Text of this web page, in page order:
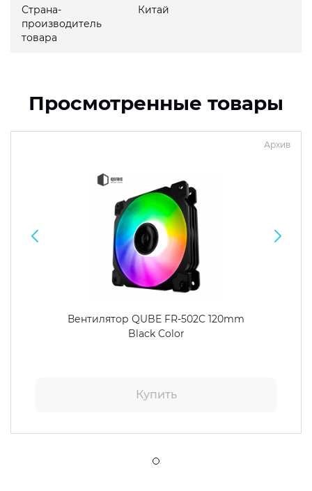
Страна-
производитель
товара
Китай
Просмотренные товары
Архив
Вентилятор QUBE FR-502C 120mm
Black Color
Купить